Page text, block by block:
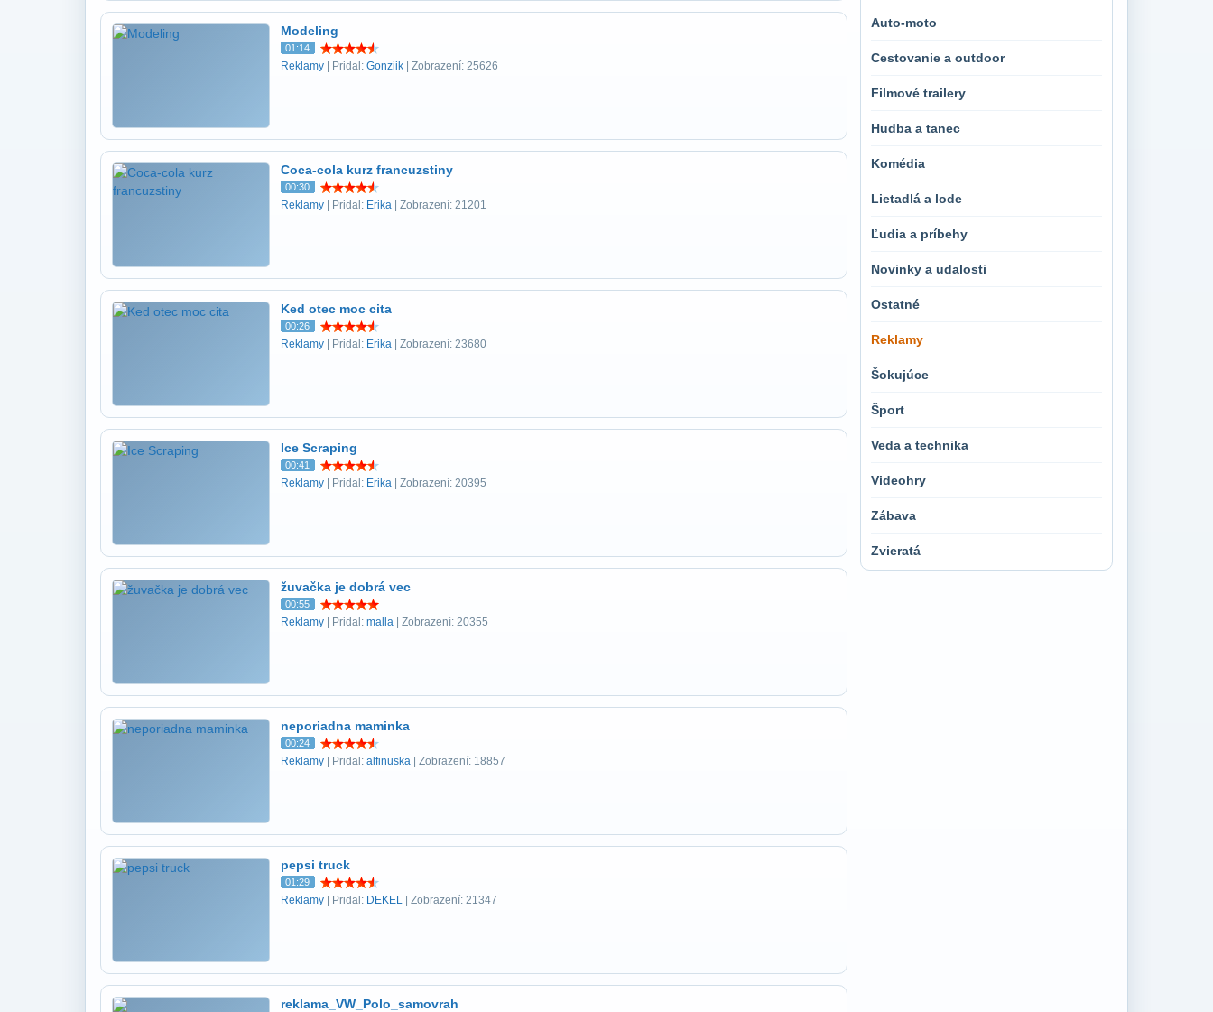
Modeling
01:14
Reklamy | Pridal: Gonziik | Zobrazení: 25626
Coca-cola kurz francuzstiny
00:30
Reklamy | Pridal: Erika | Zobrazení: 21201
Ked otec moc cita
00:26
Reklamy | Pridal: Erika | Zobrazení: 23680
Ice Scraping
00:41
Reklamy | Pridal: Erika | Zobrazení: 20395
žuvačka je dobrá vec
00:55
Reklamy | Pridal: malla | Zobrazení: 20355
neporiadna maminka
00:24
Reklamy | Pridal: alfinuska | Zobrazení: 18857
pepsi truck
01:29
Reklamy | Pridal: DEKEL | Zobrazení: 21347
reklama_VW_Polo_samovrah
Auto-moto
Cestovanie a outdoor
Filmové trailery
Hudba a tanec
Komédia
Lietadlá a lode
Ľudia a príbehy
Novinky a udalosti
Ostatné
Reklamy
Šokujúce
Šport
Veda a technika
Videohry
Zábava
Zvieratá